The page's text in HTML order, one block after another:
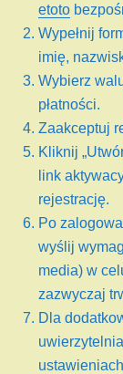
etoto
Wypełnij
imię,
Wybierz
płatności.
Zaakceptuj
Kliknij
link
rejestrację.
Po
wyślij
media) w
zazwyczaj
Dla